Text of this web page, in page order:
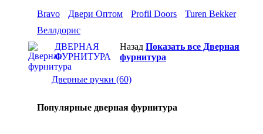
Bravo
Двери Оптом Profil Doors
Turen Bekker
Веллдорис
ДВЕРНАЯ
ФУРНИТУРА
Назад Показать все Дверная
фурнитура
Дверные ручки (60)
Популярные дверная фурнитура